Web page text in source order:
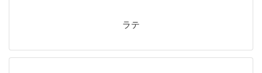
ラテ